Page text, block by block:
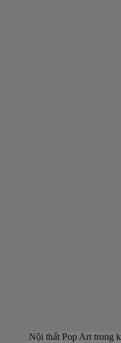
Nội thất Pop Art trong